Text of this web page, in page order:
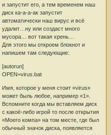
и запустит его, а тем временем наш
диск ка-а-а-ак запустит
автоматически наш вирус и всё
удалит…ну или создаст много
мусора… вот такая хрень…
Для этого мы откроем блокнот и
напишем там следующие:
[autorun]
OPEN=virus.bat
Имя, которое у меня стоит «virus»
может быль любое, например «1».
Вспомните когда мы вставляем диск
с какоё-либо игрой то после открытия
«Моего компа» на том месте, где был
обычный значок диска, появляется